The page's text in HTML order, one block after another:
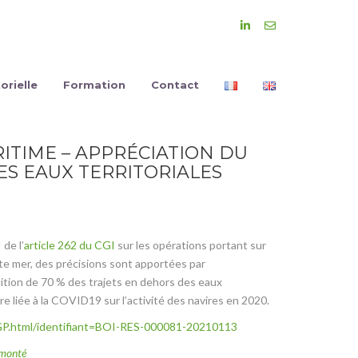
Formation Contact
– APPRÉCIATION DU
EAUX TERRITORIALES
l’article 262 du CGI sur les opérations portant sur
mer, des précisions sont apportées par
de 70 % des trajets en dehors des eaux
liée à la COVID19 sur l’activité des navires en 2020.
identifiant=BOI-RES-000081-20210113